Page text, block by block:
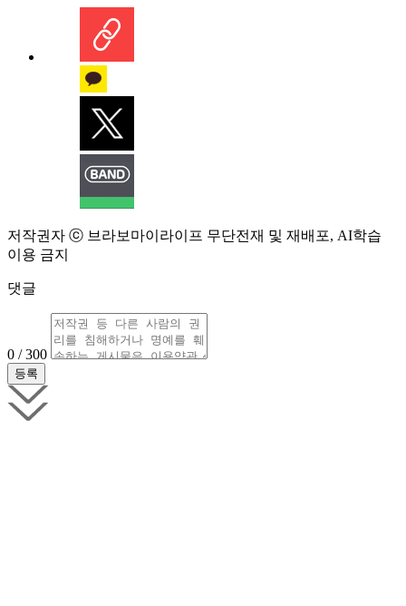
저작권자 ⓒ 브라보마이라이프 무단전재 및 재배포, AI학습
이용 금지
댓글
0 / 300